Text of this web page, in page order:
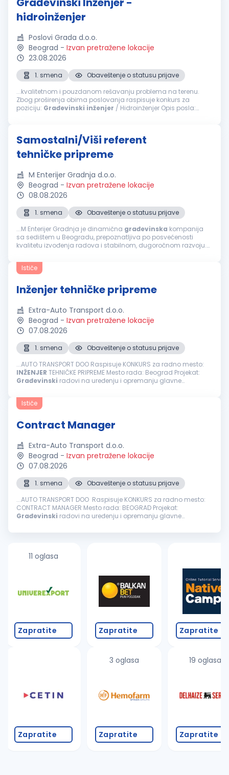
hidroinženjer
Poslovi Grada d.o.o.
Beograd - Izvan pretražene lokacije
23.08.2026
1. smena
Obaveštenje o statusu prijave
...kvalitetnom i pouzdanom rešavanju problema na terenu.
Zbog proširenja obima poslovanja raspisuje konkurs za
poziciju: Građevinski inženjer / Hidroinženjer Opis posla:
Samostalni/Viši referent
tehničke pripreme
M Enterijer Gradnja d.o.o.
Beograd - Izvan pretražene lokacije
08.08.2026
1. smena
Obaveštenje o statusu prijave
...M Enterijer Gradnja je dinamična građevinska kompanija
sa sedištem u Beogradu, prepoznatljiva po posvećenosti
kvalitetu izvođenja radova i stabilnom, dugoročnom razvoju.
kolegu/koleginicu...
Ističe
Inženjer tehničke pripreme
Extra-Auto Transport d.o.o.
Beograd - Izvan pretražene lokacije
07.08.2026
1. smena
Obaveštenje o statusu prijave
...AUTO TRANSPORT DOO Raspisuje KONKURS za radno mesto:
INŽENJER TEHNIČKE PRIPREME Mesto rada: Beograd Projekat:
Građevinski radovi na uređenju i opremanju glavne
izvodi prema FIDIC...
Ističe
Contract Manager
Extra-Auto Transport d.o.o.
Beograd - Izvan pretražene lokacije
07.08.2026
1. smena
Obaveštenje o statusu prijave
...AUTO TRANSPORT DOO Raspisuje KONKURS za radno mesto:
CONTRACT MANAGER Mesto rada: BEOGRAD Projekat:
Građevinski radovi na uređenju i opremanju glavne
izvodi prema FIDIC pravilima...
11 oglasa
Zapratite
Zapratite
Zapratite
3 oglasa
Zapratite
Zapratite
19 oglasa
Zapratite